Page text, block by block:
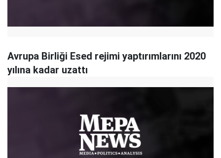
Avrupa Birliği Esed rejimi yaptırımlarını 2020
yılına kadar uzattı